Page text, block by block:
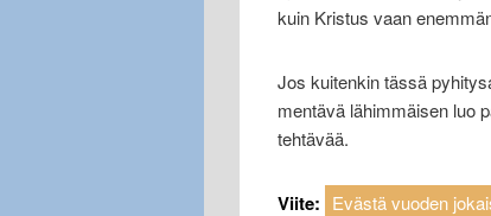
kuin Kristus vaan
Jos kuitenkin tässä
mentävä lähimmäisen luo
tehtävää.
Viite: Evästä vuoden